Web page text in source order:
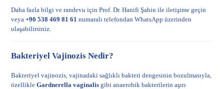
Daha fazla bilgi ve randevu içinProf. Dr. Hanifi Şahin ile iletişime geçin
veya+90 538 469 81 61 numaralı telefondan WhatsApp üzerinden
ulaşabilirsiniz.
Bakteriyel Vajinozis Nedir?
Bakteriyel vajinozis, vajinadaki sağlıklı bakteri dengesinin bozulmasıyla,
özellikleGardnerella vaginalis gibi anaerobik bakterilerin aşırı